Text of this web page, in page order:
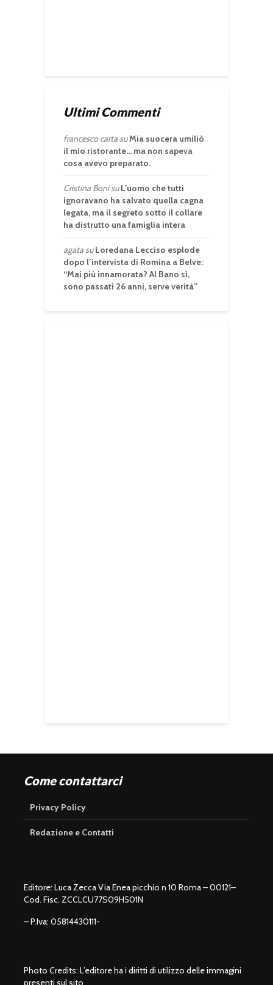
Ultimi Commenti
francesco cartasuMia suocera umiliò
il mio ristorante… ma non sapeva
cosa avevo preparato.
Cristina BonisuL’uomo che tutti
ignoravano ha salvato quella cagna
legata, ma il segreto sotto il collare
ha distrutto una famiglia intera
agatasuLoredana Lecciso esplode
dopo l’intervista di Romina a Belve:
“Mai più innamorata? Al Bano sì,
sono passati 26 anni, serve verità”
Come contattarci
Privacy Policy
Redazione e Contatti
Editore: Luca Zecca Via Enea picchio n 10 Roma – 00121–
Cod. Fisc. ZCCLCU77S09H501N
– P.Iva: 05814430111-
Photo Credits: L’editore ha i diritti di utilizzo delle immagini
presenti sul sito